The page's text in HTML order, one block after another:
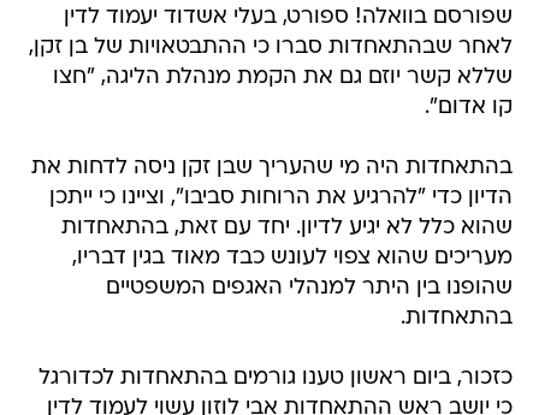
שפורסם בוואלה! ספורט, בעלי אשדוד יעמוד לדין
לאחר שבהתאחדות סברו כי ההתבטאויות של בן זקן,
שללא קשר יוזם גם את הקמת מנהלת הליגה, "חצו
קו אדום".
בהתאחדות היה מי שהעריך שבן זקן ניסה לדחות את
הדיון כדי "להרגיע את הרוחות סביבו", וציינו כי ייתכן
שהוא כלל לא יגיע לדיון. יחד עם זאת, בהתאחדות
מעריכים שהוא צפוי לעונש כבד מאוד בגין דבריו,
שהופנו בין היתר למנהלי האגפים המשפטיים
בהתאחדות.
כזכור, ביום ראשון טענו גורמים בהתאחדות לכדורגל
כי יושב ראש ההתאחדות אבי לוזון עשוי לעמוד לדין